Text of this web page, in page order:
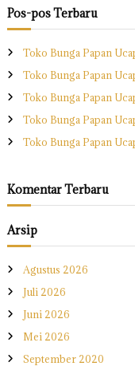
i
:
Pos-pos Terbaru
Toko Bunga Papan
Toko Bunga Papan
Toko Bunga Papan
Toko Bunga Papan
Toko Bunga Papan
Komentar Terbaru
Arsip
Agustus 2026
Juli 2026
Juni 2026
Mei 2026
September 2020